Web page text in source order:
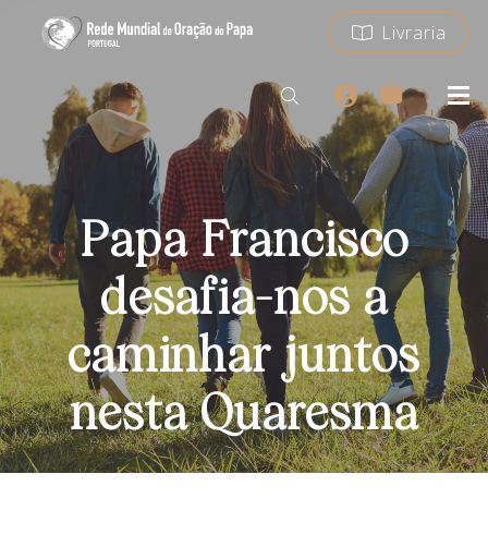
Livraria
Papa Francisco
desafia-nos a
caminhar juntos
nesta Quaresma